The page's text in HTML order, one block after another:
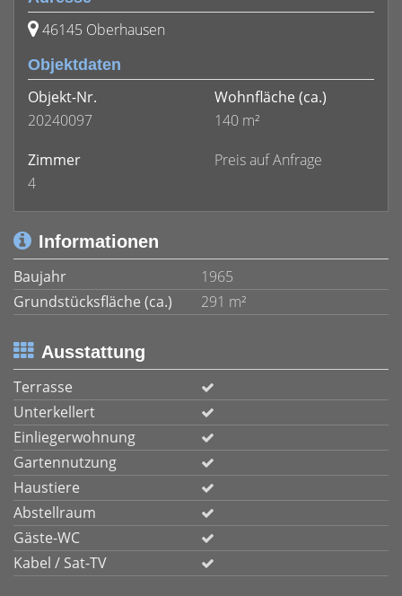
46145 Oberhausen
Objektdaten
Objekt-Nr.
20240097
Wohnfläche (ca.)
140 m²
Zimmer
4
Preis auf Anfrage
Informationen
Baujahr
1965
Grundstücksfläche (ca.)
291 m²
Ausstattung
Terrasse
Unterkellert
Einliegerwohnung
Gartennutzung
Haustiere
Abstellraum
Gäste-WC
Kabel / Sat-TV